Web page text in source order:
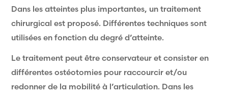
Dans les atteintes plus importantes, un traitement
chirurgical est proposé. Différentes techniques sont
utilisées en fonction du degré d’atteinte.
Le traitement peut être conservateur et consister en
différentes ostéotomies pour raccourcir et/ou
redonner de la mobilité à l’articulation. Dans les